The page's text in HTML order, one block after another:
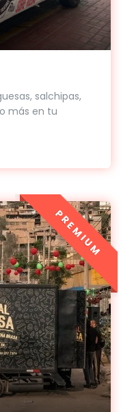
salchipas,
más en tu
PREMIUM